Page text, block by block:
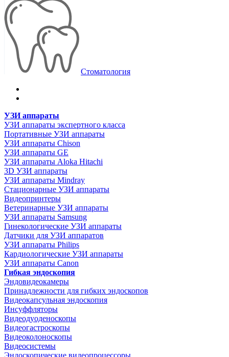
Стоматология
УЗИ аппараты
УЗИ аппараты экспертного класса
Портативные УЗИ аппараты
УЗИ аппараты Chison
УЗИ аппараты GE
УЗИ аппараты Aloka Hitachi
3D УЗИ аппараты
УЗИ аппараты Mindray
Стационарные УЗИ аппараты
Видеопринтеры
Ветеринарные УЗИ аппараты
УЗИ аппараты Samsung
Гинекологические УЗИ аппараты
Датчики для УЗИ аппаратов
УЗИ аппараты Philips
Кардиологические УЗИ аппараты
УЗИ аппараты Canon
Гибкая эндоскопия
Эндовидеокамеры
Принадлежности для гибких эндоскопов
Видеокапсульная эндоскопия
Инсуффляторы
Видеодуоденоскопы
Видеогастроскопы
Видеоколоноскопы
Видеосистемы
Эндоскопические видеопроцессоры